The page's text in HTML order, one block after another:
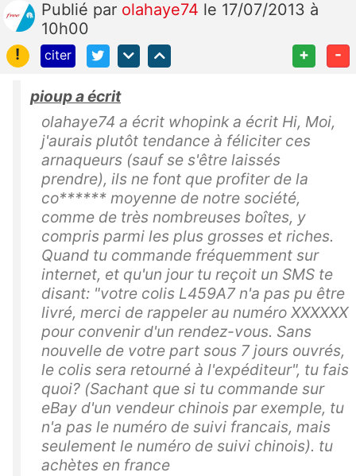
Publié par olahaye74 le 17/07/2013 à
10h00
!
citer + -
pioup a écrit
olahaye74 a écrit whopink a écrit Hi, Moi,
j'aurais plutôt tendance à féliciter ces
arnaqueurs (sauf se s'être laissés
prendre), ils ne font que profiter de la
co****** moyenne de notre société,
comme de très nombreuses boîtes, y
compris parmi les plus grosses et riches.
Quand tu commande fréquemment sur
internet, et qu'un jour tu reçoit un SMS te
disant: "votre colis L459A7 n'a pas pu être
livré, merci de rappeler au numéro XXXXXX
pour convenir d'un rendez-vous. Sans
nouvelle de votre part sous 7 jours ouvrés,
le colis sera retourné à l'expéditeur", tu fais
quoi? (Sachant que si tu commande sur
eBay d'un vendeur chinois par exemple, tu
n'a pas le numéro de suivi francais, mais
seulement le numéro de suivi chinois). tu
achètes en france